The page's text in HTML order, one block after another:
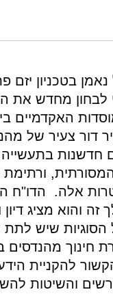
aspects-and-
בטכניון יזם
לבחון מחדש את
האקדמיים
דור צעיר של
חדשנות
אלה. הדו"ח
והוא מציג דיון
הסוגיות שיש לתת
להקניית
והשיטות